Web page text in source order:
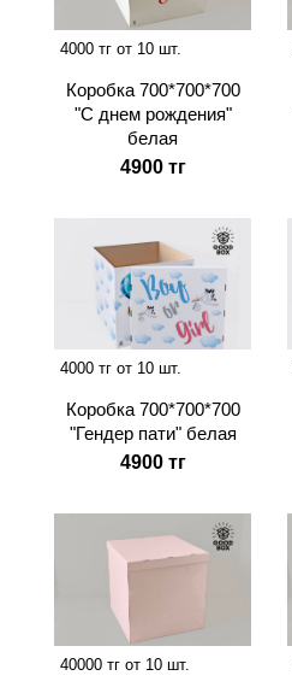
4000 тг от 10 шт.
Коробка 700*700*700
"С днем рождения"
белая
4900 тг
4000 тг от 10 шт.
Коробка 700*700*700
"Гендер пати" белая
4900 тг
40000 тг от 10 шт.